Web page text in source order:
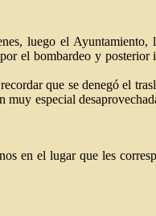
luego el Ayuntamiento,
el bombardeo y posterior
que se denegó el
especial
en el lugar que les